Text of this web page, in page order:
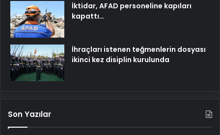
İktidar, AFAD personeline kapıları
kapattı…
İhraçları istenen teğmenlerin dosyası
ikinci kez disiplin kurulunda
Son Yazılar